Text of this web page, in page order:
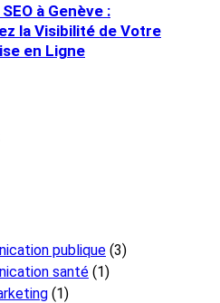
à Genève :
la Visibilité de Votre
en Ligne
publique (3)
santé (1)
(1)